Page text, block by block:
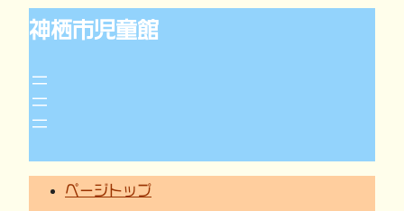
神栖市児童館
ページトップ